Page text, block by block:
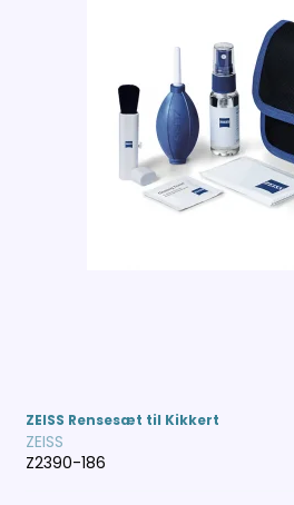
ZEISS Rensesæt til Kikkert
ZEISS
Z2390-186